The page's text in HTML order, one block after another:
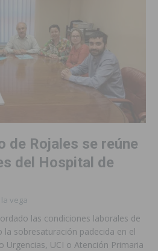
de Rojales se reúne
del Hospital de
vega
las condiciones laborales de
sobresaturación padecida en el
Urgencias, UCI o Atención Primaria